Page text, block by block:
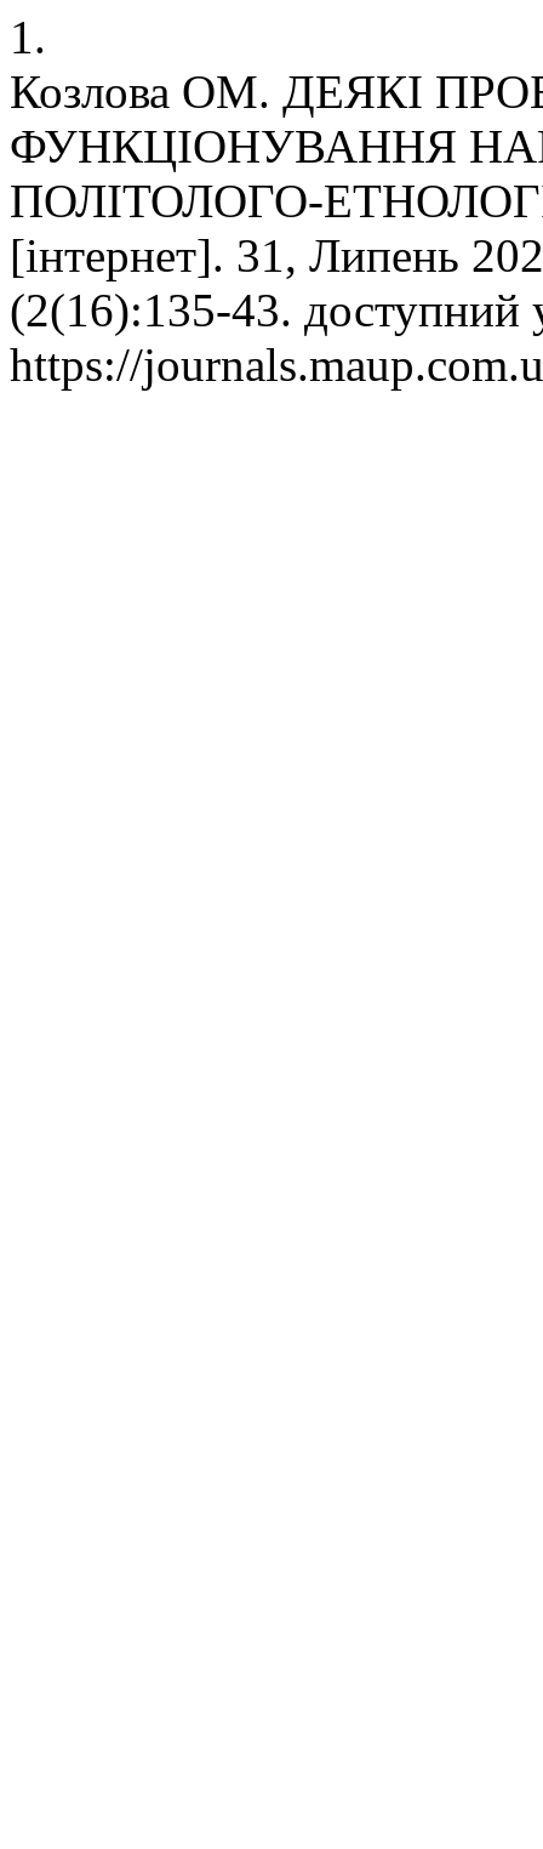
1.
Козлова ОМ. ДЕЯКІ
ФУНКЦІОНУВАННЯ
ПОЛІТОЛОГО-
[інтернет]. 31, Липень
(2(16):135-43. доступний
https://